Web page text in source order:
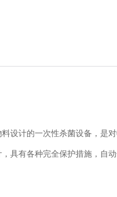
设计的一次性杀菌设备，
具有各种完全保护措施，自